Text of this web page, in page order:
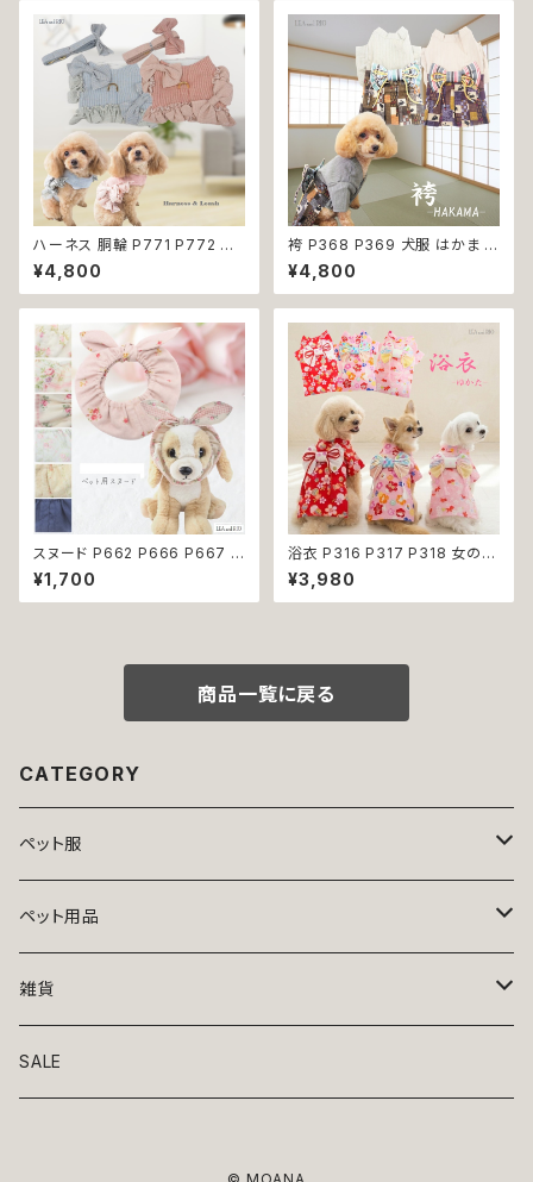
ハーネス 胴輪 P771 P772 パ
ステルカラー 引っ張り防止 散歩
お出掛け ドッグウエア 犬 猫 ペ
ット 服 犬服 猫服 かわいい おし
¥4,800
袴 P368 P369 犬服 はかま イ
エロー パープル 和柄 うさぎ リ
ボントップス ボトムス ドッグウェ
ア ドッグ ウェア ドッグウエア 犬
無料 返品交換不可
¥4,800
スヌード P662 P666 P667 P
670 P673 P674 P765 カチ
ューシャ 花柄 小花柄 バラ 薔薇
無地 濡れ防止 汚れ防止 ドッグ
い 小型犬 返品交換不可
¥1,700
浴衣 P316 P317 P318 女の子
レッド ベビー ピンク ドッグ ウェ
ア ドッグウエア 犬 猫 ペット 服
犬服 猫服 犬の服 猫の服 和装
¥3,980
商品一覧に戻る
CATEGORY
ペット服
トップス
ニット
アロハ
ボトムス
ワンピース
ペット用品
ベッド
リード・首輪
雑貨
アート
SALE